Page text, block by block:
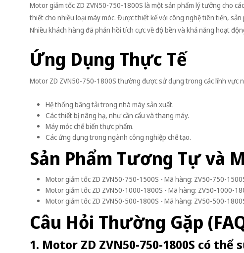
Motor giảm tốc ZD ZVN50-750-1800S là một sản phẩm lý tưởng cho
thiết cho nhiều loại máy móc. Được thiết kế với công nghệ tiên tiến,
Nhiều khách hàng đã phản hồi tích cực về độ bền và khả năng hoạt
Ứng Dụng Thực Tế
Motor ZD ZVN50-750-1800S thường được sử dụng trong các lĩnh vực
Hệ thống băng tải trong nhà máy sản xuất.
Các thiết bị nâng hạ, như cần cẩu và thang máy.
Máy móc chế biến thực phẩm.
Các ứng dụng trong ngành công nghiệp chế tạo.
Sản Phẩm Tương Tự và
Motor giảm tốc ZD ZVN50-750-1500S - Mã hàng: ZV50-750-
Motor giảm tốc ZD ZVN50-1000-1800S - Mã hàng: ZV50-1000-
Motor giảm tốc ZD ZVN50-500-1800S - Mã hàng: ZV50-500-
Câu Hỏi Thường Gặp
1. Motor ZD ZVN50-750-1800S có